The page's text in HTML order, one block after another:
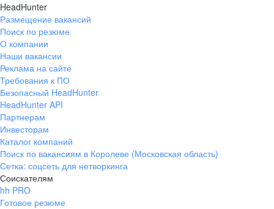
HeadHunter
Размещение вакансий
Поиск по резюме
О компании
Наши вакансии
Реклама на сайте
Требования к ПО
Безопасный HeadHunter
HeadHunter API
Партнерам
Инвесторам
Каталог компаний
Поиск по вакансиям в Королеве (Московская область)
Сетка: соцсеть для нетворкинга
Соискателям
hh PRO
Готовое резюме